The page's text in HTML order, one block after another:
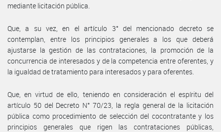
mediante licitación pública.
Que, a su vez, en el artículo 3° del mencionado decreto se
contemplan, entre los principios generales a los que deberá
ajustarse la gestión de las contrataciones, la promoción de la
concurrencia de interesados y de la competencia entre oferentes, y
la igualdad de tratamiento para interesados y para oferentes.
Que, en virtud de ello, teniendo en consideración el espíritu del
artículo 50 del Decreto N° 70/23, la regla general de la licitación
pública como procedimiento de selección del cocontratante y los
principios generales que rigen las contrataciones públicas,